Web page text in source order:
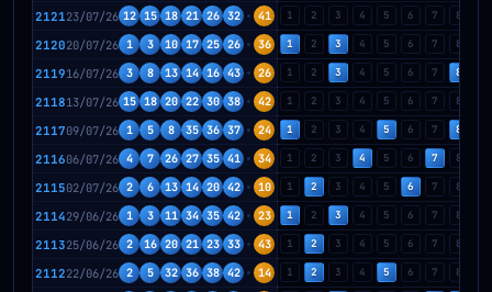
212123/07/26 12 15 18 21 26 32 41 1 2 3 4 5 6 7 8
212020/07/26 1 3 10 17 25 26 36 1 2 3 4 5 6 7 8
211916/07/26 3 8 13 14 16 43 26 1 2 3 4 5 6 7 8
211813/07/26 15 18 20 22 30 38 42 1 2 3 4 5 6 7 8
211709/07/26 1 5 8 35 36 37 24 1 2 3 4 5 6 7 8
211606/07/26 4 7 26 27 35 41 34 1 2 3 4 5 6 7 8
211502/07/26 2 6 13 14 20 42 10 1 2 3 4 5 6 7 8
211429/06/26 1 3 11 34 35 42 23 1 2 3 4 5 6 7 8
211325/06/26 2 16 20 21 23 33 43 1 2 3 4 5 6 7 8
211222/06/26 2 5 32 36 38 42 14 1 2 3 4 5 6 7 8